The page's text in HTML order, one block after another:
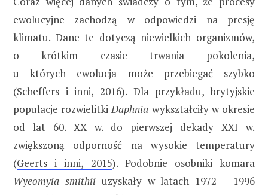
ewolucyjne zachodzą w odpowiedzi na presję
klimatu. Dane te dotyczą niewielkich organizmów,
o krótkim czasie trwania pokolenia,
u których ewolucja może przebiegać szybko
(Scheffers i inni, 2016). Dla przykładu, brytyjskie
populacje rozwielitkiDaphnia wykształciły w okresie
od lat 60. XX w. do pierwszej dekady XXI w.
zwiększoną odporność na wysokie temperatury
(Geerts i inni, 2015). Podobnie osobniki komara
Wyeomyia smithiiuzyskały w latach 1972 – 1996